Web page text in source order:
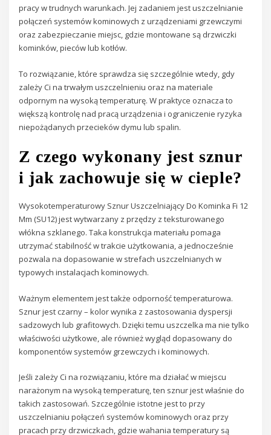
pracy w trudnych warunkach. Jej zadaniem jest uszczelnianie
połączeń systemów kominowych z urządzeniami grzewczymi
oraz zabezpieczanie miejsc, gdzie montowane są drzwiczki
kominków, pieców lub kotłów.
To rozwiązanie, które sprawdza się szczególnie wtedy, gdy
zależy Ci na trwałym uszczelnieniu oraz na materiale
odpornym na wysoką temperaturę. W praktyce oznacza to
większą kontrolę nad pracą urządzenia i ograniczenie ryzyka
niepożądanych przecieków dymu lub spalin.
Z czego wykonany jest sznur
i jak zachowuje się w cieple?
Wysokotemperaturowy Sznur Uszczelniający Do Kominka Fi 12
Mm (SU12) jest wytwarzany z przędzy z teksturowanego
włókna szklanego. Taka konstrukcja materiału pomaga
utrzymać stabilność w trakcie użytkowania, a jednocześnie
pozwala na dopasowanie w strefach uszczelnianych w
typowych instalacjach kominowych.
Ważnym elementem jest także odporność temperaturowa.
Sznur jest czarny – kolor wynika z zastosowania dyspersji
sadzowych lub grafitowych. Dzięki temu uszczelka ma nie tylko
właściwości użytkowe, ale również wygląd dopasowany do
komponentów systemów grzewczych i kominowych.
Jeśli zależy Ci na rozwiązaniu, które ma działać w miejscu
narażonym na wysoką temperaturę, ten sznur jest właśnie do
takich zastosowań. Szczególnie istotne jest to przy
uszczelnianiu połączeń systemów kominowych oraz przy
pracach przy drzwiczkach, gdzie wahania temperatury są